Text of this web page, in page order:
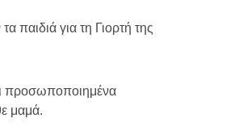
παιδιά για τη Γιορτή της
προσωποποιημένα
μαμά.